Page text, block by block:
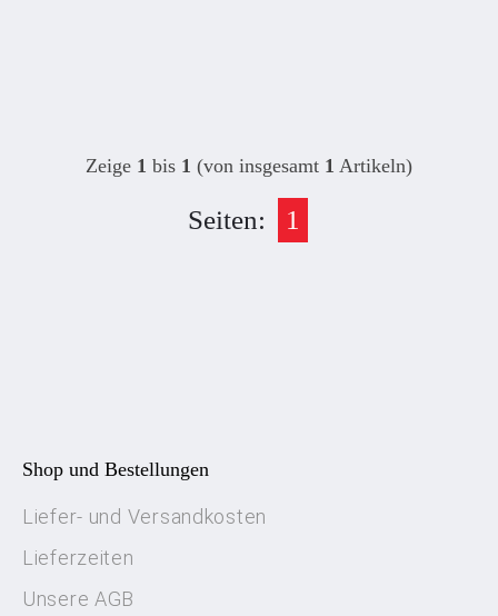
Zeige 1 bis 1 (von insgesamt 1 Artikeln)
Seiten: 1
Shop und Bestellungen
Liefer- und Versandkosten
Lieferzeiten
Unsere AGB